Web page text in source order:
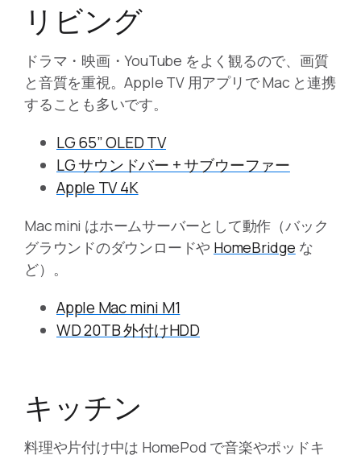
リビング
ドラマ・映画・YouTube をよく観るので、画質
と音質を重視。Apple TV 用アプリで Mac と連携
することも多いです。
LG 65” OLED TV
LG サウンドバー + サブウーファー
Apple TV 4K
Mac mini はホームサーバーとして動作（バック
グラウンドのダウンロードや HomeBridge な
ど）。
Apple Mac mini M1
WD 20TB 外付けHDD
キッチン
料理や片付け中は HomePod で音楽やポッドキ